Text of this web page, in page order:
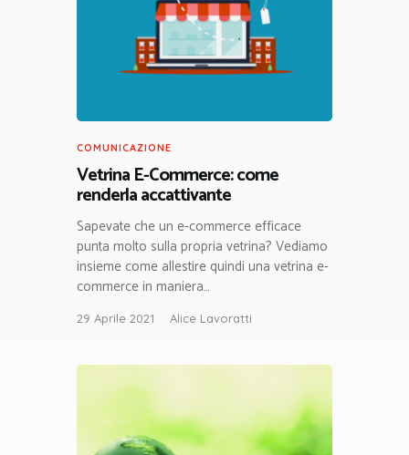
COMUNICAZIONE
Vetrina E-Commerce: come
renderla accattivante
Sapevate che un e-commerce efficace
punta molto sulla propria vetrina? Vediamo
insieme come allestire quindi una vetrina e-
commerce in maniera…
29 Aprile 2021 Alice Lavoratti